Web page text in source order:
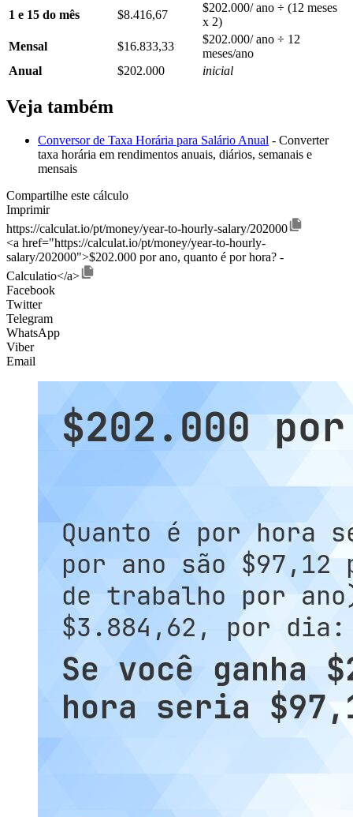
1 e 15 do mês
$8.416,67
$202.000/ ano ÷ (12 meses
x 2)
Mensal
$16.833,33
$202.000/ ano ÷ 12
meses/ano
Anual
$202.000 inicial
Veja também
Conversor de Taxa Horária para Salário Anual - Converter
taxa horária em rendimentos anuais, diários, semanais e
mensais
Compartilhe este cálculo
Imprimir
https://calculat.io/pt/money/year-to-hourly-salary/202000
<a href="https://calculat.io/pt/money/year-to-hourly-
salary/202000">$202.000 por ano, quanto é por hora? -
Calculatio</a>
Facebook
Twitter
Telegram
WhatsApp
Viber
Email